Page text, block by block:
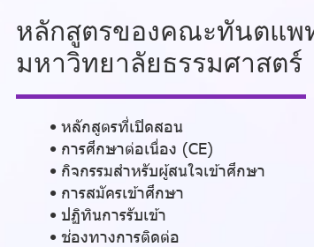
หลักสูตรของคณะทันตแพ
มหาวิทยาลัยธรรมศาสตร์
หลักสูตรที่เปิดสอน
การศึกษาต่อเนื่อง (CE)
กิจกรรมสำหรับผู้สนใจเข้าศึกษา
การสมัครเข้าศึกษา
ปฏิทินการรับเข้า
ช่องทางการติดต่อ